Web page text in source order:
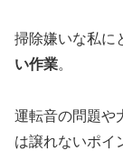
掃除嫌いな私に
い作業。
運転音の問題や
は譲れないポイ